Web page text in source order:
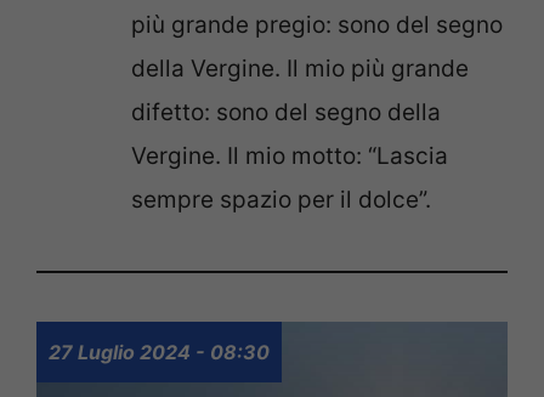
più grande pregio: sono del segno
della Vergine. Il mio più grande
difetto: sono del segno della
Vergine. Il mio motto: “Lascia
sempre spazio per il dolce”.
27 Luglio 2024 - 08:30